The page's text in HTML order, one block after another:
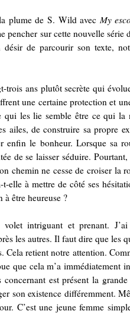
plume de S. Wild avec My
pencher sur cette nouvelle
de parcourir son texte,
ans plutôt secrète qui
une certaine protection et
les lie semble être ce qui
ailes, de construire sa propre
enfin le bonheur. Lorsque sa
de se laisser séduire.
chemin ne cesse de croiser la
elle à mettre de côté ses
être heureuse ?
intriguant et prenant.
les autres. Il faut dire que les
Cela retient notre attention.
que cela m’a immédiatement
est présent la
son existence différemment.
C’est une jeune femme